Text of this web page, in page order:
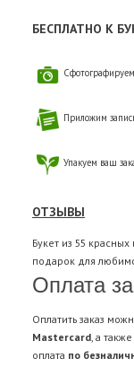
БЕСПЛАТНО К
Приложим
Упакуем ваш
ОТЗЫВЫ
Букет из 55
подарок для
Оплата
Оплатить заказ
Mastercard, а
оплата по